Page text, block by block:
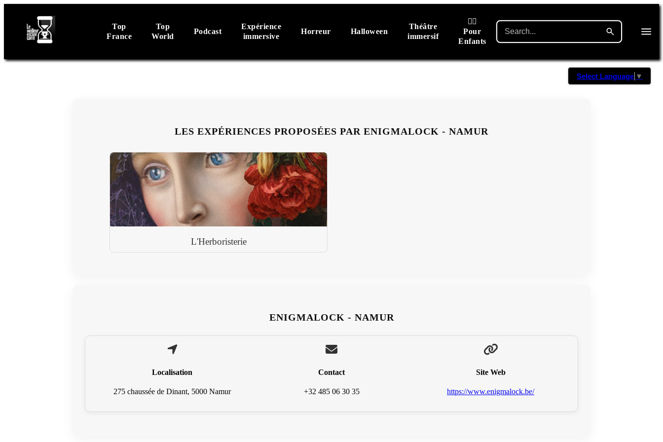
Top
France
Top
World
Podcast
Expérience
immersive
Horreur Halloween
Théâtre
immersif
🙋‍♂️
Pour
Enfants
Select Language ▼
LES EXPÉRIENCES PROPOSÉES PAR ENIGMALOCK - NAMUR
L'Herboristerie
ENIGMALOCK - NAMUR
Localisation
275 chaussée de Dinant, 5000 Namur
Contact
+32 485 06 30 35
Site Web
https://www.enigmalock.be/